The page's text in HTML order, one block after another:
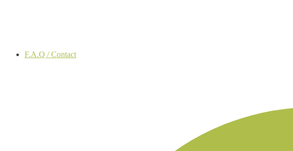
F.A.Q / Contact